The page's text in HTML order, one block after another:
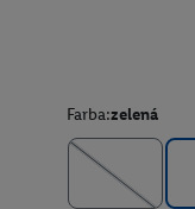
Farba:zelená